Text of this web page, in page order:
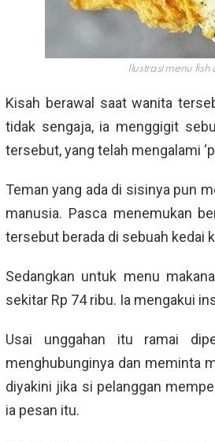
Ilustrasi menu
Kisah berawal saat wanita
tidak sengaja, ia menggigit
tersebut, yang telah mengalami
Teman yang ada di sisinya pun
manusia. Pasca menemukan
tersebut berada di sebuah kedai
Sedangkan untuk menu
sekitar Rp 74 ribu. Ia mengakui
Usai unggahan itu ramai
menghubunginya dan meminta
diyakini jika si pelanggan
ia pesan itu.